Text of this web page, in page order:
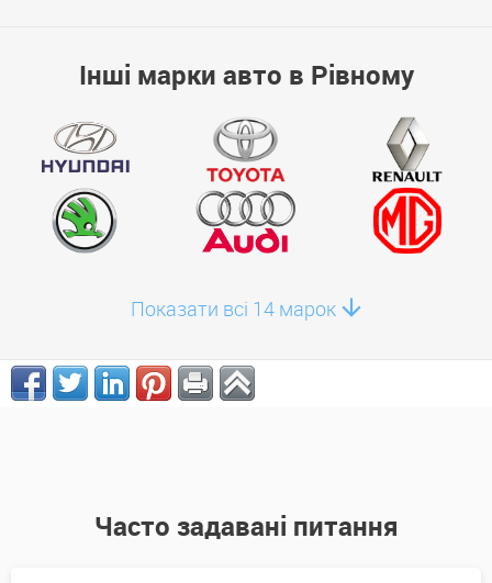
Інші марки авто в Рівному
Показати всі 14 марок
Часто задавані питання